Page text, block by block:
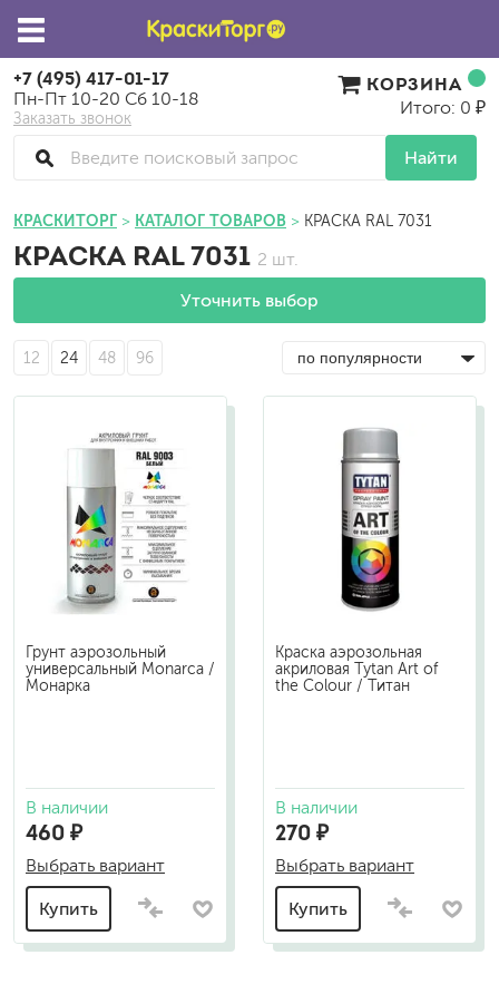
+7 (495) 417-01-17
Пн-Пт 10-20 Сб 10-18
Заказать звонок
Найти
КОРЗИНА
Итого: 0 ₽
КРАСКИТОРГ КАТАЛОГ ТОВАРОВ КРАСКА RAL 7031
КРАСКА RAL 7031 2 шт.
Уточнить выбор
12 24 48 96
Грунт аэрозольный
универсальный Monarca /
Монарка
В наличии
460 ₽
Выбрать вариант
Купить
Краска аэрозольная
акриловая Tytan Art of
the Colour / Титан
В наличии
270 ₽
Выбрать вариант
Купить